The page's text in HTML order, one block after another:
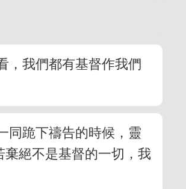
，我們都有基督作我們
同跪下禱告的時候，靈
絕不是基督的一切，我